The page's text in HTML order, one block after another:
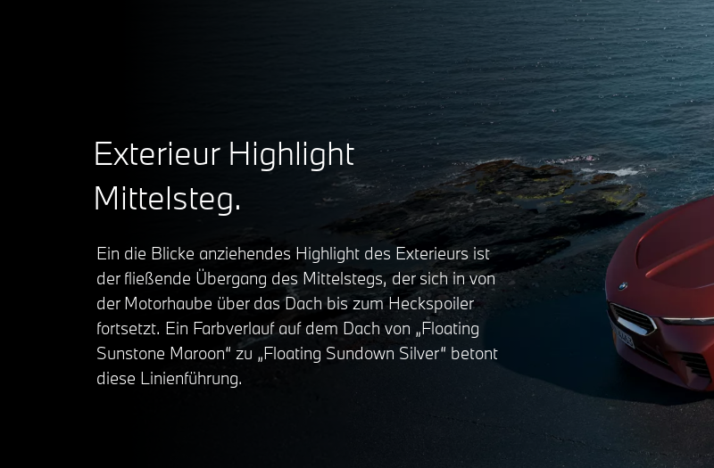
Exterieur Highlight
Mittelsteg.
Ein die Blicke anziehendes Highlight des Exterieurs ist
der fließende Übergang des Mittelstegs, der sich in von
der Motorhaube über das Dach bis zum Heckspoiler
fortsetzt. Ein Farbverlauf auf dem Dach von „Floating
Sunstone Maroon“ zu „Floating Sundown Silver“ betont
diese Linienführung.